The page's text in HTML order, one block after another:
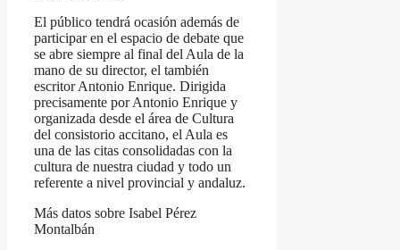
El público tendrá ocasión además de
participar en el espacio de debate que
se abre siempre al final del Aula de la
mano de su director, el también
escritor Antonio Enrique. Dirigida
precisamente por Antonio Enrique y
organizada desde el área de Cultura
del consistorio accitano, el Aula es
una de las citas consolidadas con la
cultura de nuestra ciudad y todo un
referente a nivel provincial y andaluz.
Más datos sobre Isabel Pérez
Montalbán